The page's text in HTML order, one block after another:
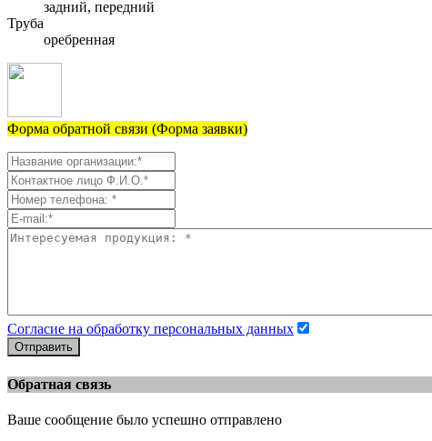
задний, передний
Труба
оребренная
Форма обратной связи (Форма заявки)
Согласие на обработку персональных данных
Отправить
Обратная связь
Ваше сообщение было успешно отправлено